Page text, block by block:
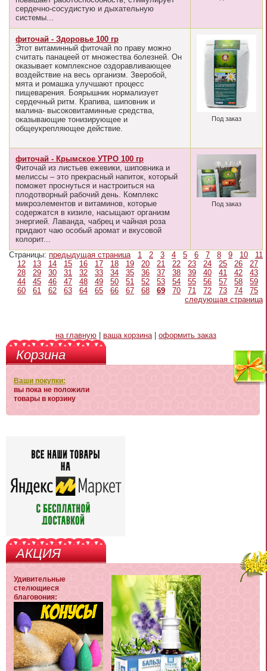
сердечно-сосудистую и дыхательную
системы...
фиточай - Здоровье 100 гр
Этот витаминный фиточай по праву можно
считать панацеей от множества болезней. Он
оказывает комплексное оздоравливающее
воздействие на весь организм. Зверобой,
мята и ромашка улучшают процесс
пищеварения. Боярышник нормализует
сердечный ритм. Крапива, шиповник и
малина- высоковитаминные средства,
оказывающие тонизирующее и
общеукрепляющее действие.
Под заказ
фиточай - Крымское УТРО 100 гр
Фиточай из листьев ежевики, шиповника и
мелиссы – это прекрасный напиток, который
поможет проснуться и настроиться на
плодотворный рабочий день. Комплекс
микроэлементов и витаминов, которые
содержатся в кизиле, насыщают организм
энергией. Лаванда, чабрец и чайная роза
придают чаю особый аромат и вкусовой
колорит...
Под заказ
Страницы: предыдущая страница 1 2 3 4 5 6 7 8 9 10
11
12
13 14 15 16 17 18 19 20 21 22 23 24 25 26
27
28
29 30 31 32 33 34 35 36 37 38 39 40 41 42
43
44
45 46 47 48 49 50 51 52 53 54 55 56 57 58
59
60
61 62 63 64 65 66 67 68 69 70 71 72 73 74
75
следующая страница
на главную | ваша корзина | оформить заказ
Корзина
Ваши покупки:
вы пока не положили
товары в корзину
АКЦИЯ
Удивительные
стелющиеся
благовония: